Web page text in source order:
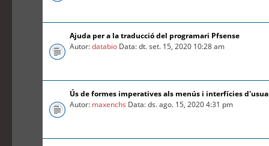
Ajuda per a la traducció del programari Pfsense
Autor:databio Data: dt. set. 15, 2020 10:28 am
Ús de formes imperatives als menús i interfícies
Autor: maxenchs Data: ds. ago. 15, 2020 4:31 pm